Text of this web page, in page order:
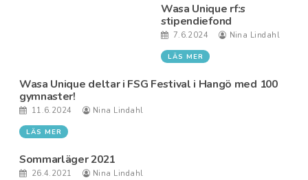
Wasa Unique rf:s
stipendiefond
7.6.2024 Nina Lindahl
LÄS MER
Wasa Unique deltar i FSG Festival i Hangö med 100
gymnaster!
11.6.2024 Nina Lindahl
LÄS MER
Sommarläger 2021
26.4.2021 Nina Lindahl